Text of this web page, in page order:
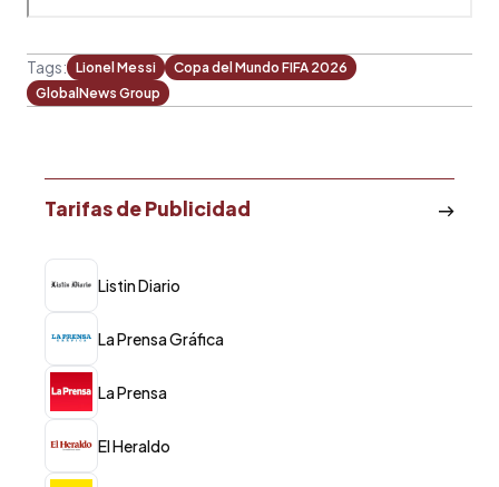
Tags: Lionel Messi
Copa del Mundo FIFA 2026
GlobalNews Group
Tarifas de Publicidad
Listin Diario
La Prensa Gráfica
La Prensa
El Heraldo